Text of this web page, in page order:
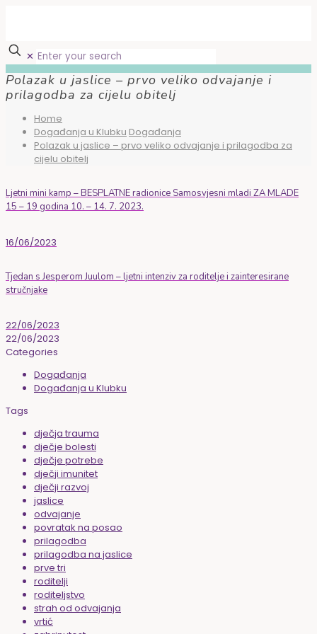
✕
Polazak u jaslice – prvo veliko odvajanje i
prilagodba za cijelu obitelj
Home
Događanja u Klubku Događanja
Polazak u jaslice – prvo veliko odvajanje i prilagodba za
cijelu obitelj
Ljetni mini kamp – BESPLATNE radionice Samosvjesni mladi ZA MLADE
15 – 19 godina 10. – 14. 7. 2023.
16/06/2023
Tjedan s Jesperom Juulom – ljetni intenziv za roditelje i zainteresirane
stručnjake
22/06/2023
22/06/2023
Categories
Događanja
Događanja u Klubku
Tags
dječja trauma
dječje bolesti
dječje potrebe
dječji imunitet
dječji razvoj
jaslice
odvajanje
povratak na posao
prilagodba
prilagodba na jaslice
prve tri
roditelji
roditeljstvo
strah od odvajanja
vrtić